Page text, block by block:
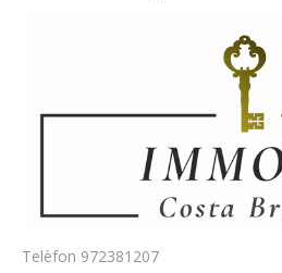
Telèfon 972381207